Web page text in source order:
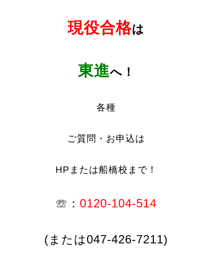
現役合格は
東進へ！
各種
ご質問・お申込は
HPまたは船橋校まで！
☏： 0120-104-514
(または047-426-7211)